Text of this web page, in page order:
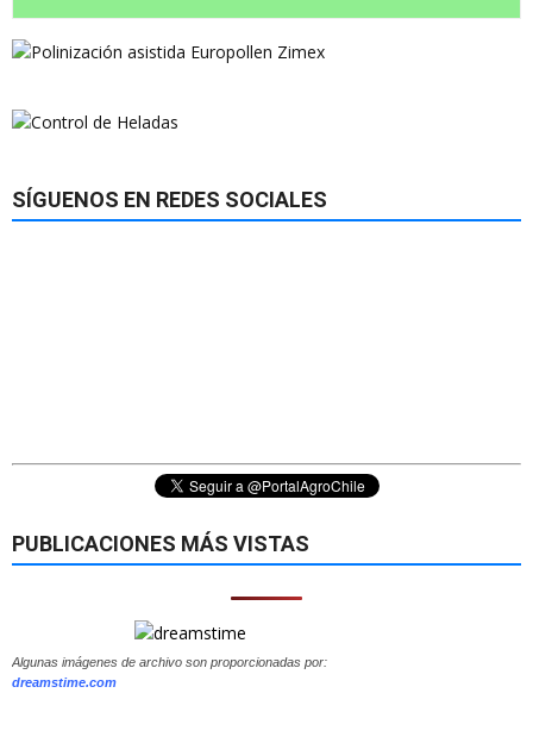
SÍGUENOS EN REDES SOCIALES
PUBLICACIONES MÁS VISTAS
Algunas imágenes de archivo son proporcionadas por:
dreamstime.com